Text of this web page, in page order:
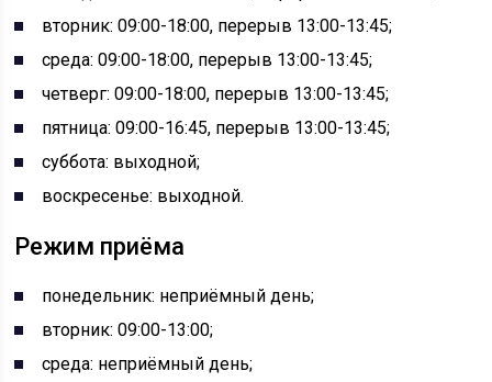
вторник: 09:00-18:00, перерыв 13:00-13:45;
среда: 09:00-18:00, перерыв 13:00-13:45;
четверг: 09:00-18:00, перерыв 13:00-13:45;
пятница: 09:00-16:45, перерыв 13:00-13:45;
суббота: выходной;
воскресенье: выходной.
Режим приёма
понедельник: неприёмный день;
вторник: 09:00-13:00;
среда: неприёмный день;